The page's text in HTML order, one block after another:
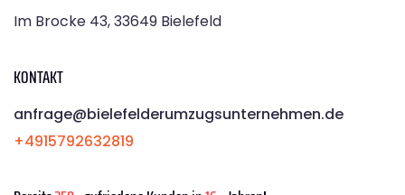
Im Brocke 43, 33649 Bielefeld
KONTAKT
anfrage@bielefelderumzugsunternehmen.de
+4915792632819